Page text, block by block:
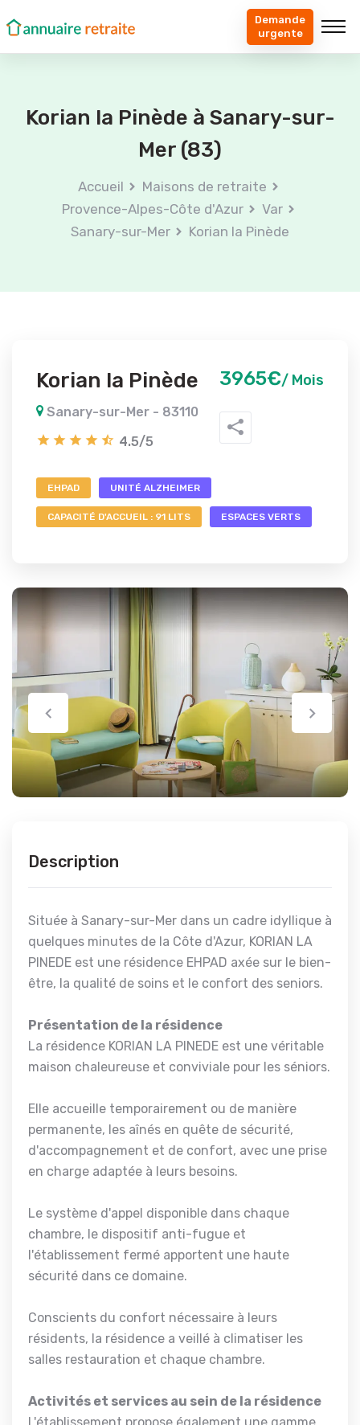
Demande
urgente
Korian la Pinède à Sanary-sur-
Mer (83)
Accueil
Maisons de retraite
Provence-Alpes-Côte d'Azur
Var
Sanary-sur-Mer
Korian la Pinède
Korian la Pinède
Sanary-sur-Mer - 83110
4.5/5
3965€/ Mois
EHPAD UNITÉ ALZHEIMER
CAPACITÉ D'ACCUEIL : 91 LITS ESPACES VERTS
Description
Située à Sanary-sur-Mer dans un cadre idyllique à
quelques minutes de la Côte d'Azur, KORIAN LA
PINEDE est une résidence EHPAD axée sur le bien-
être, la qualité de soins et le confort des seniors.
Présentation de la résidence
La résidence KORIAN LA PINEDE est une véritable
maison chaleureuse et conviviale pour les séniors.
Elle accueille temporairement ou de manière
permanente, les aînés en quête de sécurité,
d'accompagnement et de confort, avec une prise
en charge adaptée à leurs besoins.
Le système d'appel disponible dans chaque
chambre, le dispositif anti-fugue et
l'établissement fermé apportent une haute
sécurité dans ce domaine.
Conscients du confort nécessaire à leurs
résidents, la résidence a veillé à climatiser les
salles restauration et chaque chambre.
Activités et services au sein de la résidence